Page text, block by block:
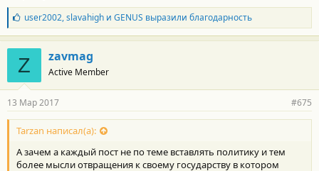
Б
л
а
г
о
д
а
н
о
с
и
:
user2002,slavahighи GENUS выразили благодарность
Z zavmag
Active Member
13 Мар 2017 #675
Tarzan написал(а):
А зачем а каждый пост не по теме вставлять политику и тем
более мысли отвращения к своему государству в котором